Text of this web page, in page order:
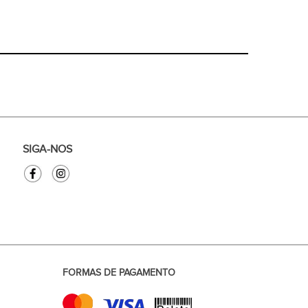
SIGA-NOS
FORMAS DE PAGAMENTO